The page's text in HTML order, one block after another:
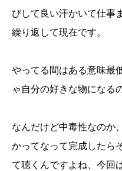
びして良い汗かいて仕事
繰り返して現在です。
やってる間はある意味最
ゃ自分の好きな物になる
なんだけど中毒性なのか
かってなって完成したら
て聴くんですよね、今回